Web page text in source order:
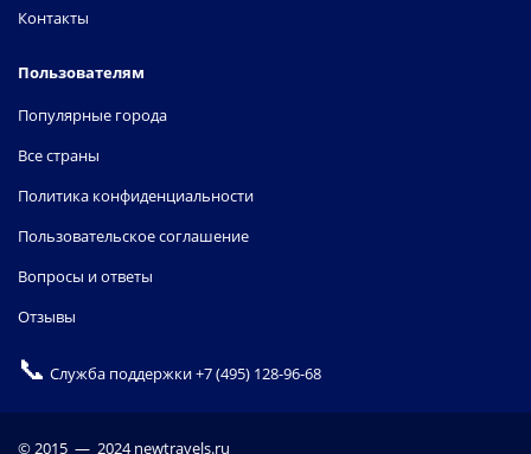
Контакты
Пользователям
Популярные города
Все страны
Политика конфиденциальности
Пользовательское соглашение
Вопросы и ответы
Отзывы
📞 Служба поддержки+7 (495) 128-96-68
© 2015 — 2024 newtravels.ru